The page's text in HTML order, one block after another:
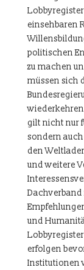
einsehbaren
politischen
zu machen
müssen sich
gilt nicht nur
sondern
den
und weitere
Dachverband
und
erfolgen
Institutionen